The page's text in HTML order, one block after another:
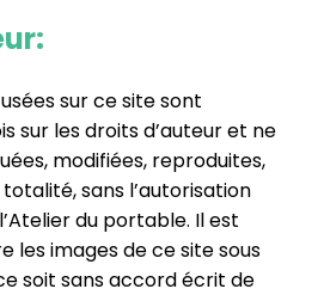
sur ce site sont
sur les droits d’auteur et ne
modifiées, reproduites,
sans l’autorisation
du portable. Il est
les images de ce site sous
soit sans accord écrit de